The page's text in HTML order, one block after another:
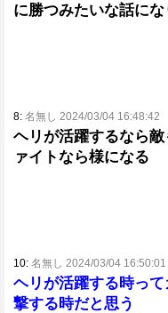
に勝つみたいな話に
8: 名無し 2024/03/04 16:48:42
ヘリが活躍するなら
ァイトなら様になる
10: 名無し 2024/03/04 16:50:01
ヘリが活躍する時っ
撃する時だと思う